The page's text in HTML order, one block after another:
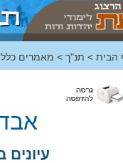
הבית > תנ"ך > מאמרים